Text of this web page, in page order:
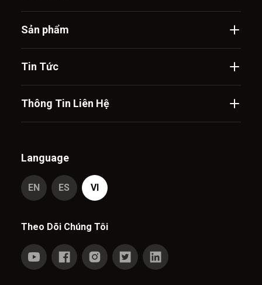
Sản phẩm
Tin Tức
Thông Tin Liên Hệ
Language
EN ES VI
Theo Dõi Chúng Tôi